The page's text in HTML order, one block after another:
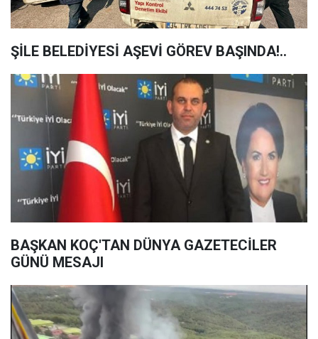
ŞİLE BELEDİYESİ AŞEVİ GÖREV BAŞINDA!..
BAŞKAN KOÇ'TAN DÜNYA GAZETECİLER
GÜNÜ MESAJI